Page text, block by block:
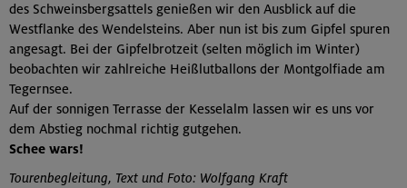
des Schweinsbergsattels genießen wir den Ausblick auf die
Westflanke des Wendelsteins. Aber nun ist bis zum Gipfel spuren
angesagt. Bei der Gipfelbrotzeit (selten möglich im Winter)
beobachten wir zahlreiche Heißlutballons der Montgolfiade am
Tegernsee.
Auf der sonnigen Terrasse der Kesselalm lassen wir es uns vor
dem Abstieg nochmal richtig gutgehen.
Schee wars!
Tourenbegleitung, Text und Foto: Wolfgang Kraft